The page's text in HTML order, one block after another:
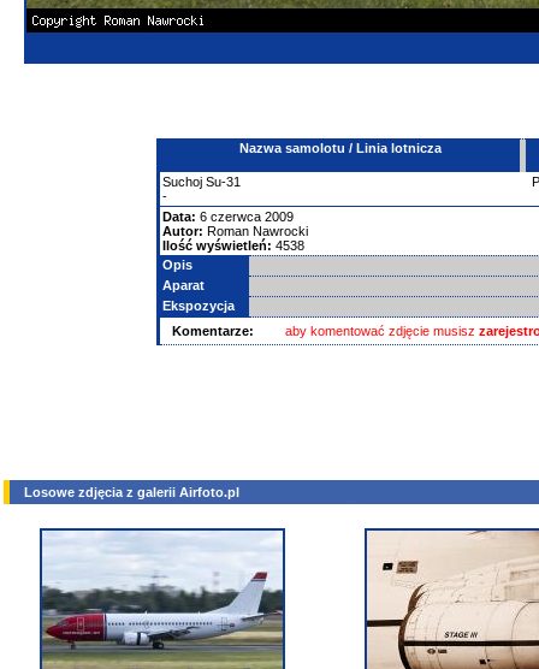
Nazwa samolotu / Linia lotnicza
Suchoj Su-31
-
Data: 6 czerwca 2009
Autor: Roman Nawrocki
Ilość wyświetleń: 4538
Opis
Aparat
Ekspozycja
Komentarze:
aby komentować zdjęcie musisz
Losowe zdjęcia z galerii Airfoto.pl